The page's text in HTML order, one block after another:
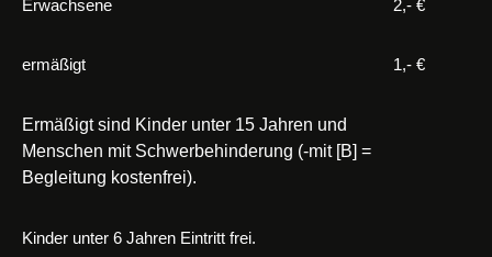
Erwachsene 2,- €
ermäßigt 1,- €
Ermäßigt sind Kinder unter 15 Jahren und
Menschen mit Schwerbehinderung (-mit [B] =
Begleitung kostenfrei).
Kinder unter 6 Jahren Eintritt frei.